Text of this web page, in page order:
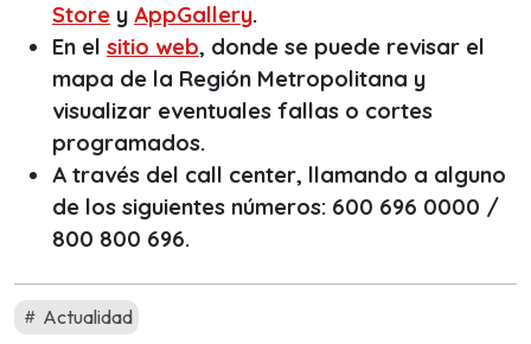
Store y AppGallery.
En el sitio web, donde se puede revisar el
mapa de la Región Metropolitana y
visualizar eventuales fallas o cortes
programados.
A través del call center, llamando a alguno
de los siguientes números: 600 696 0000 /
800 800 696.
Actualidad